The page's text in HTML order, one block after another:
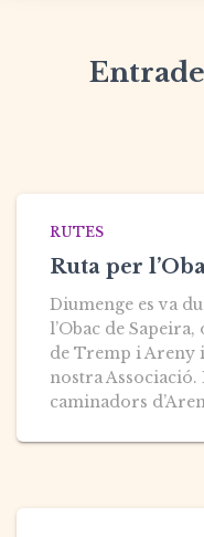
RUTES
Ruta per
Diumenge es va
l’Obac de
de Tremp i Areny
nostra
caminadors